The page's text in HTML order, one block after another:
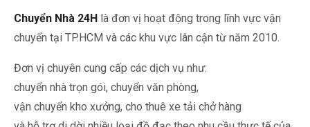
Chuyển Nhà 24Hlà đơn vị hoạt động trong lĩnh vực vận
chuyển tại TP.HCM và các khu vực lân cận từ năm 2010.
Đơn vị chuyên cung cấp các dịch vụ như:
chuyển nhà trọn gói, chuyển văn phòng,
vận chuyển kho xưởng, cho thuê xe tải chở hàng